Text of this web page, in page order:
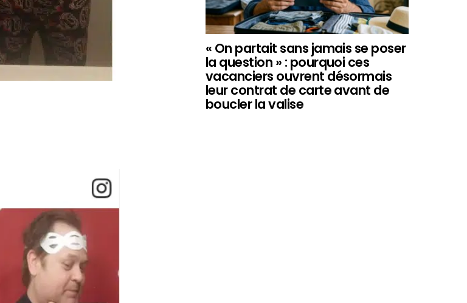
« On partait sans jamais se poser
la question » : pourquoi ces
vacanciers ouvrent désormais
leur contrat de carte avant de
boucler la valise